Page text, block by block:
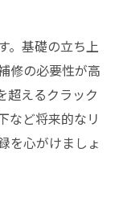
。基礎の立ち上
修の必要性が高
超えるクラック
など将来的なリ
を心がけましょ